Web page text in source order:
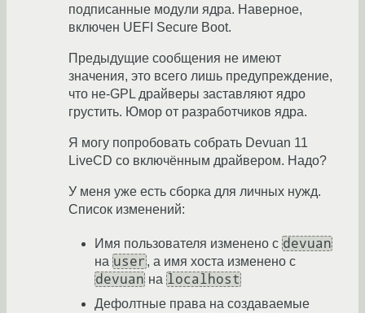
подписанные модули ядра. Наверное,
включен UEFI Secure Boot.
Предыдущие сообщения не имеют
значения, это всего лишь предупреждение,
что не-GPL драйверы заставляют ядро
грустить. Юмор от разработчиков ядра.
Я могу попробовать собрать Devuan 11
LiveCD со включённым драйвером. Надо?
У меня уже есть сборка для личных нужд.
Список изменений:
Имя пользователя изменено с devuan
на user , а имя хоста изменено с
devuan на localhost
Дефолтные права на создаваемые